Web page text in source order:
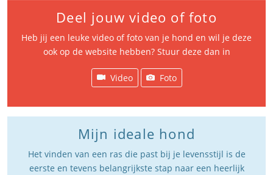
Deel jouw video of foto
Heb jij een leuke video of foto van je hond en wil je deze
ook op de website hebben? Stuur deze dan in
Video Foto
Mijn ideale hond
Het vinden van een ras die past bij je levensstijl is de
eerste en tevens belangrijkste stap naar een heerlijk